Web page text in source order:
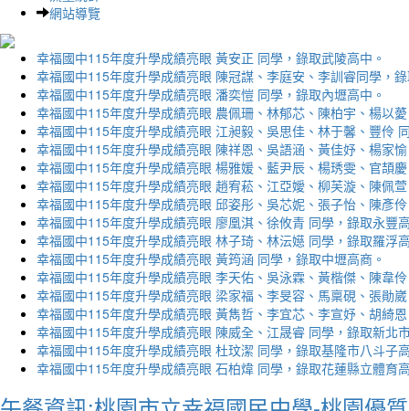
網站導覽
幸福國中115年度升學成績亮眼 黃安正 同學，錄取武陵高中。
幸福國中115年度升學成績亮眼 陳冠謀、李庭安、李訓睿同學，
幸福國中115年度升學成績亮眼 潘奕愷 同學，錄取內壢高中。
幸福國中115年度升學成績亮眼 農佩珊、林郁芯、陳柏宇、楊以
幸福國中115年度升學成績亮眼 江昶毅、吳思佳、林于馨、豐伶
幸福國中115年度升學成績亮眼 陳祥恩、吳語涵、黃佳妤、楊家
幸福國中115年度升學成績亮眼 楊雅媛、藍尹辰、楊琇雯、官頡
幸福國中115年度升學成績亮眼 趙宥菘、江亞嬡、柳芙漩、陳佩
幸福國中115年度升學成績亮眼 邱姿彤、吳芯妮、張子怡、陳彥
幸福國中115年度升學成績亮眼 廖凰淇、徐攸青 同學，錄取永豐
幸福國中115年度升學成績亮眼 林子琦、林沄嬨 同學，錄取羅浮
幸福國中115年度升學成績亮眼 黃筠涵 同學，錄取中壢高商。
幸福國中115年度升學成績亮眼 李天佑、吳泳霖、黃楷傑、陳韋
幸福國中115年度升學成績亮眼 梁家福、李旻容、馬稟硯、張勛
幸福國中115年度升學成績亮眼 黃雋哲、李宜芯、李宣妤、胡綺
幸福國中115年度升學成績亮眼 陳威全、江晟睿 同學，錄取新北
幸福國中115年度升學成績亮眼 杜玟潔 同學，錄取基隆市八斗子
幸福國中115年度升學成績亮眼 石柏煒 同學，錄取花蓮縣立體育